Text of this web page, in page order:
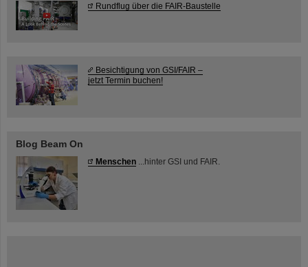
Rundflug über die FAIR-Baustelle
Besichtigung von GSI/FAIR –
jetzt Termin buchen!
Blog Beam On
Menschen ...hinter GSI und FAIR.